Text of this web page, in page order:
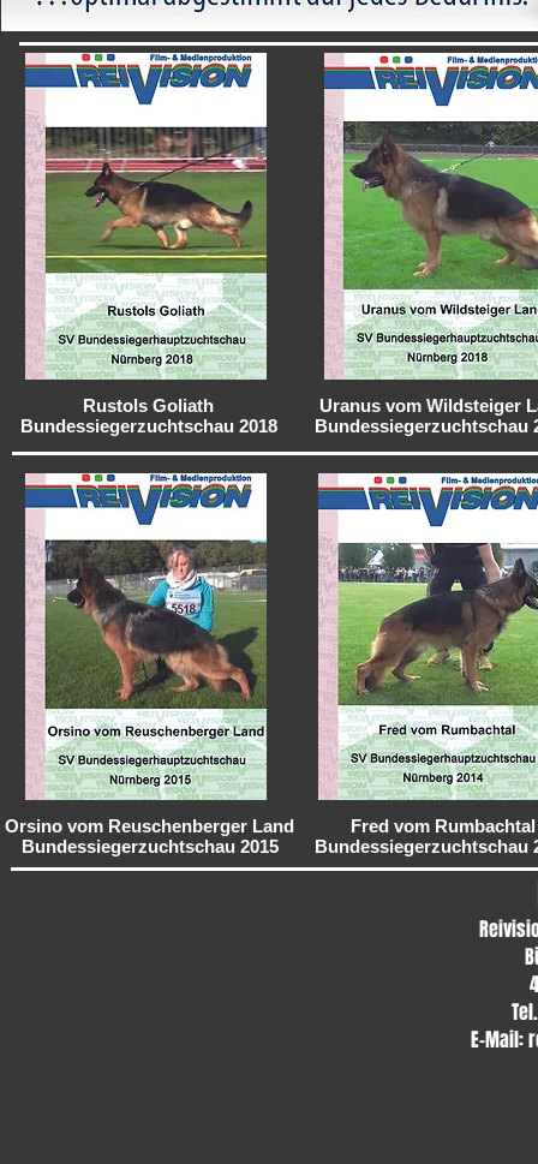
Rustols Goliath
Bundessiegerzuchtschau 2018
Uranus vom Wildsteiger
Bundessiegerzuchtschau
Orsino vom Reuschenberger Land
Bundessiegerzuchtschau 2015
Fred vom Rumbachtal
Bundessiegerzuchtschau
E-Mail: